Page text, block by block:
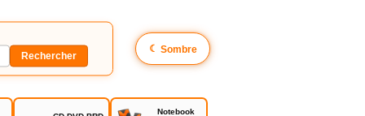
☾ Sombre
Notebook